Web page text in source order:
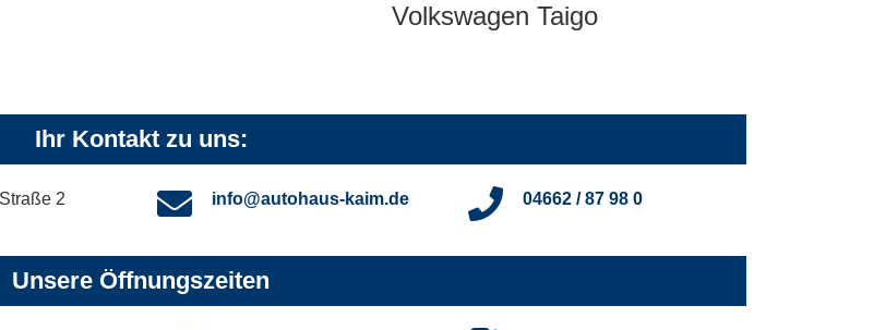
Volkswagen Taigo
Ihr Kontakt zu uns:
2
info@autohaus-kaim.de 04662 / 87 98 0
Unsere Öffnungszeiten